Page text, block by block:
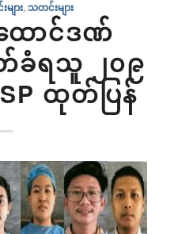
ျား,သတင်းများ
ောင်ဒဏ်
ခံရသူ ၂၀၉
ထုတ်ပြန်